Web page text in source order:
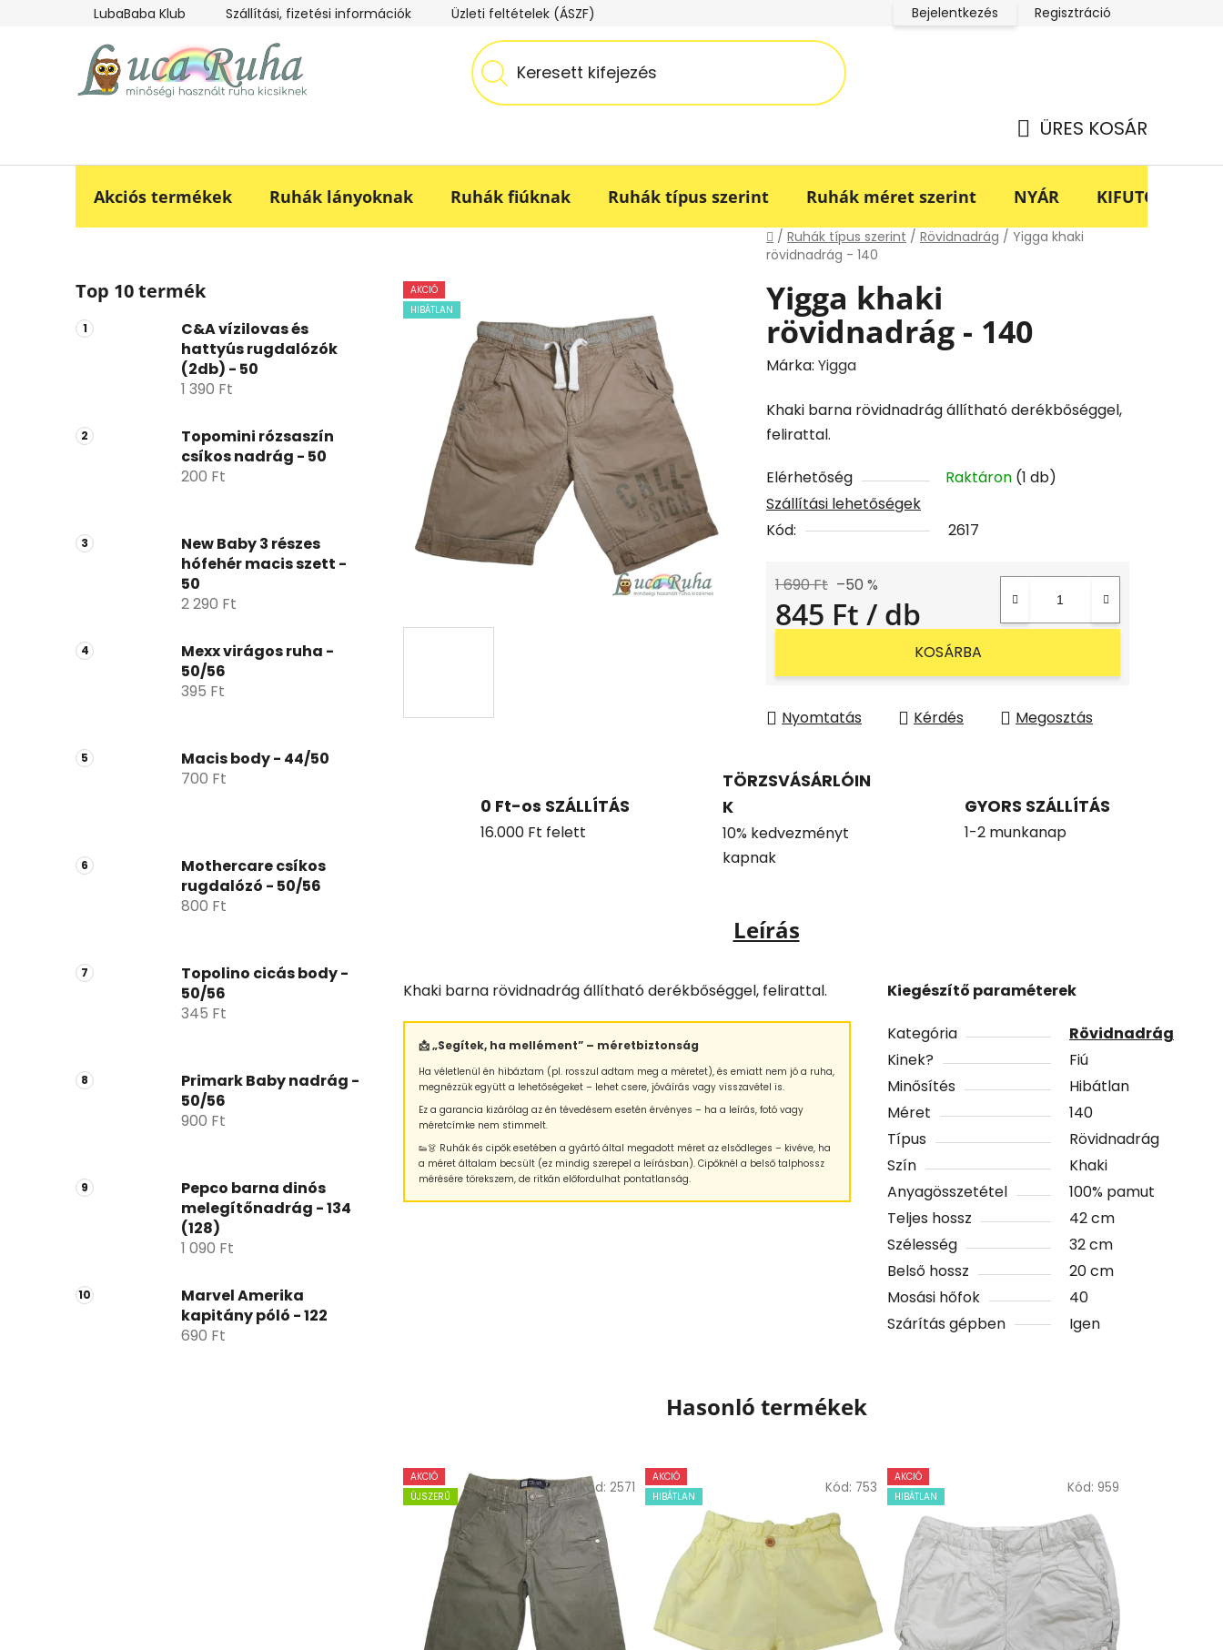
tartalomhoz
LubaBaba Klub Szállítási, fizetési információk Üzleti feltételek (ÁSZF) LucaBaba Klub adatkezelési tájékoztató
Bejelentkezés Regisztráció
ÜRES KOSÁR
Akciós termékek Ruhák lányoknak Ruhák fiúknak Ruhák típus szerint Ruhák méret szerint NYÁR KIFUTÓ -70%
Kezdőlap
/ Ruhák típus szerint / Rövidnadrág / Yigga khaki
rövidnadrág - 140
l
d
a
p
l
Top 10 termék
C&A vízilovas és
hattyús rugdalózók
(2db) - 50
1 390 Ft
Topomini rózsaszín
csíkos nadrág - 50
200 Ft
New Baby 3 részes
hófehér macis szett -
50
2 290 Ft
Mexx virágos ruha -
50/56
395 Ft
Macis body - 44/50
700 Ft
Mothercare csíkos
rugdalózó - 50/56
800 Ft
Topolino cicás body -
50/56
345 Ft
Primark Baby nadrág -
50/56
900 Ft
Pepco barna dinós
melegítőnadrág - 134
(128)
1 090 Ft
Marvel Amerika
kapitány póló - 122
690 Ft
Yigga khaki
rövidnadrág - 140
Márka: Yigga
Khaki barna rövidnadrág állítható derékbőséggel,
felirattal.
Elérhetőség Raktáron (1 db)
Szállítási lehetőségek
Kód:
2617
1 690 Ft –50 %
845 Ft / db
KOSÁRBA
Nyomtatás Kérdés Megosztás
AKCIÓ
HIBÁTLAN
0 Ft-os SZÁLLÍTÁS
16.000 Ft felett
TÖRZSVÁSÁRLÓIN
K
10% kedvezményt
kapnak
GYORS SZÁLLÍTÁS
1-2 munkanap
Leírás
Khaki barna rövidnadrág állítható derékbőséggel, felirattal.
📩 „Segítek, ha mellément” – méretbiztonság
Ha véletlenül én hibáztam (pl. rosszul adtam meg a méretet), és emiatt nem jó a ruha,
megnézzük együtt a lehetőségeket – lehet csere, jóváírás vagy visszavétel is.
Ez a garancia kizárólag az én tévedésem esetén érvényes – ha a leírás, fotó vagy
méretcímke nem stimmelt.
👟👗 Ruhák és cipők esetében a gyártó által megadott méret az elsődleges – kivéve, ha
a méret általam becsült (ez mindig szerepel a leírásban). Cipőknél a belső talphossz
mérésére törekszem, de ritkán előfordulhat pontatlanság.
Kiegészítő paraméterek
Kategória
Rövidnadrág
Kinek?
Fiú
Minősítés
Hibátlan
Méret
140
Típus
Rövidnadrág
Szín
Khaki
Anyagösszetétel
100% pamut
Teljes hossz
42 cm
Szélesség
32 cm
Belső hossz
20 cm
Mosási hőfok
40
Szárítás gépben
Igen
Hasonló termékek
AKCIÓ
ÚJSZERŰ
Kód: 2571
AKCIÓ
HIBÁTLAN
Kód: 753
AKCIÓ
HIBÁTLAN
Kód: 959